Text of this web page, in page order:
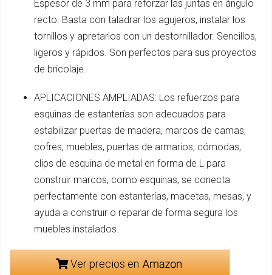
Espesor de 3 mm para reforzar las juntas en ángulo
recto. Basta con taladrar los agujeros, instalar los
tornillos y apretarlos con un destornillador. Sencillos,
ligeros y rápidos. Son perfectos para sus proyectos
de bricolaje.
APLICACIONES AMPLIADAS: Los refuerzos para
esquinas de estanterías son adecuados para
estabilizar puertas de madera, marcos de camas,
cofres, muebles, puertas de armarios, cómodas,
clips de esquina de metal en forma de L para
construir marcos, como esquinas, se conecta
perfectamente con estanterías, macetas, mesas, y
ayuda a construir o reparar de forma segura los
muebles instalados.
Ver precios en